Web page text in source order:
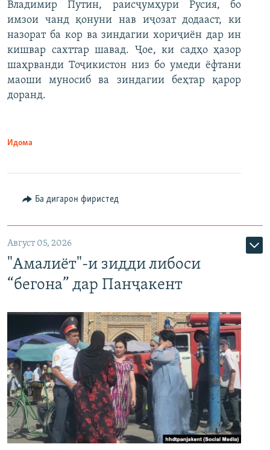
Владимир Путин, раисҷумҳури Русия, бо
имзои чанд қонуни нав иҷозат додааст, ки
назорат ба кор ва зиндагии хориҷиён дар ин
кишвар сахттар шавад. Ҷое, ки садҳо ҳазор
шаҳрванди Тоҷикистон низ бо умеди ёфтани
маоши муносиб ва зиндагии беҳтар қарор
доранд.
Идома
Ба дигарон фиристед
Август 05, 2026
"Амалиёт"-и зидди либоси
“бегона” дар Панҷакент